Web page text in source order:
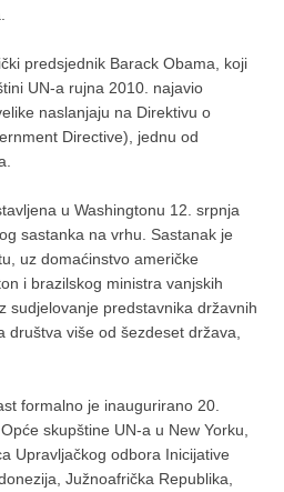
predsjednik Barack Obama, koji
UN-a rujna 2010. najavio
naslanjaju na Direktivu o
Directive), jednu od
u Washingtonu 12. srpnja
sastanka na vrhu. Sastanak je
uz domaćinstvo američke
i brazilskog ministra vanjskih
sudjelovanje predstavnika državnih
društva više od šezdeset država,
formalno je inaugurirano 20.
skupštine UN-a u New Yorku,
Upravljačkog odbora Inicijative
Južnoafrička Republika,